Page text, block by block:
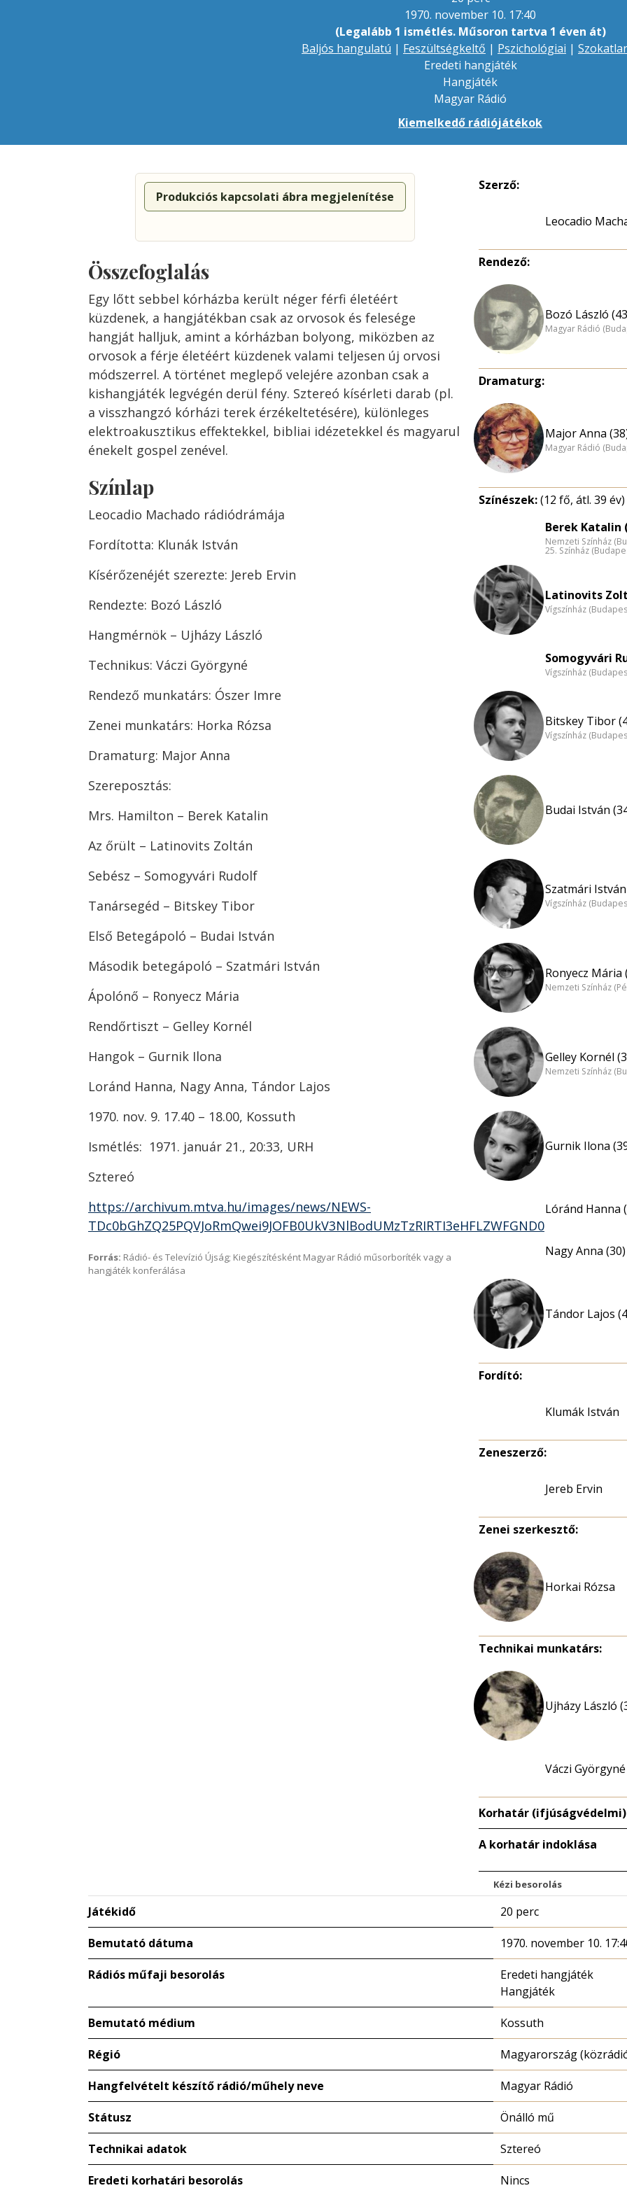
1970. november 10. 17:40
(Legalább 1 ismétlés. Műsoron tartva 1 éven át)
Baljós hangulatú | Feszültségkeltő | Pszichológiai |
Eredeti hangjáték
Hangjáték
Magyar Rádió
Kiemelkedő rádiójátékok
Produkciós kapcsolati ábra megjelenítése
Összefoglalás
Egy lőtt sebbel kórházba került néger férfi életéért
küzdenek, a hangjátékban csak az orvosok és felesége
hangját halljuk, amint a kórházban bolyong, miközben az
orvosok a férje életéért küzdenek valami teljesen új orvosi
módszerrel. A történet meglepő velejére azonban csak a
kishangjáték legvégén derül fény. Sztereó kísérleti darab (pl.
a visszhangzó kórházi terek érzékeltetésére), különleges
elektroakusztikus effektekkel, bibliai idézetekkel és magyarul
énekelt gospel zenével.
Színlap
Leocadio Machado rádiódrámája
Fordította: Klunák István
Kísérőzenéjét szerezte: Jereb Ervin
Rendezte: Bozó László
Hangmérnök – Ujházy László
Technikus: Váczi Györgyné
Rendező munkatárs: Ószer Imre
Zenei munkatárs: Horka Rózsa
Dramaturg: Major Anna
Szereposztás:
Mrs. Hamilton – Berek Katalin
Az őrült – Latinovits Zoltán
Sebész – Somogyvári Rudolf
Tanársegéd – Bitskey Tibor
Első Betegápoló – Budai István
Második betegápoló – Szatmári István
Ápolónő – Ronyecz Mária
Rendőrtiszt – Gelley Kornél
Hangok – Gurnik Ilona
Loránd Hanna, Nagy Anna, Tándor Lajos
1970. nov. 9. 17.40 – 18.00, Kossuth
Ismétlés: 1971. január 21., 20:33, URH
Sztereó
https://archivum.mtva.hu/images/news/NEWS-
TDc0bGhZQ25PQVJoRmQwei9JOFB0UkV3NlBodUMzTzRIRTI3eHFLZWFGND0
Forrás: Rádió- és Televízió Újság; Kiegészítésként Magyar Rádió műsorboríték vagy a
hangjáték konferálása
Szerző:
Leocadio
Rendező:
Bozó László
Magyar Rádió
Dramaturg:
Major Anna
Magyar Rádió
Színészek:(12 fő, átl. 39 év)
Berek Katalin
Nemzeti Színház
25. Színház
Latinovits
Vígszínház
Somogyvári
Vígszínház
Bitskey Tibor
Vígszínház
Budai István
Szatmári
Vígszínház
Ronyecz Mária
Nemzeti Színház
Gelley Kornél
Nemzeti Színház
Gurnik Ilona
Lóránd Hanna
Nagy Anna (30)
Tándor Lajos
Fordító:
Klumák István
Zeneszerző:
Jereb Ervin
Zenei szerkesztő:
Horkai Rózsa
Technikai munkatárs:
Ujházy László
Váczi Györgyné
Korhatár (ifjúságvédelmi)
A korhatár indoklása
Kézi besorolás
Játékidő 20 perc
Bemutató dátuma 1970. november 10.
Rádiós műfaji besorolás
Eredeti hangjáték
Hangjáték
Bemutató médium Kossuth
Régió Magyarország
Hangfelvételt készítő rádió/műhely neve Magyar Rádió
Státusz Önálló mű
Technikai adatok Sztereó
Eredeti korhatári besorolás Nincs